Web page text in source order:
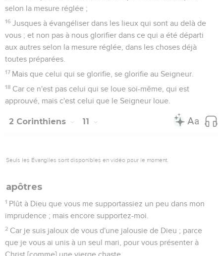
selon la mesure réglée ;
16 Jusques à évangéliser dans les lieux qui sont au delà de
vous ; et non pas à nous glorifier dans ce qui a été départi
aux autres selon la mesure réglée, dans les choses déjà
toutes préparées.
17 Mais que celui qui se glorifie, se glorifie au Seigneur.
18 Car ce n'est pas celui qui se loue soi-même, qui est
approuvé, mais c'est celui que le Seigneur loue.
2 Corinthiens 11
Seuls les Évangiles sont disponibles en vidéo pour le moment.
apôtres
1 Plût à Dieu que vous me supportassiez un peu dans mon
imprudence ; mais encore supportez-moi.
2 Car je suis jaloux de vous d'une jalousie de Dieu ; parce
que je vous ai unis à un seul mari, pour vous présenter à
Christ [comme] une vierge chaste.